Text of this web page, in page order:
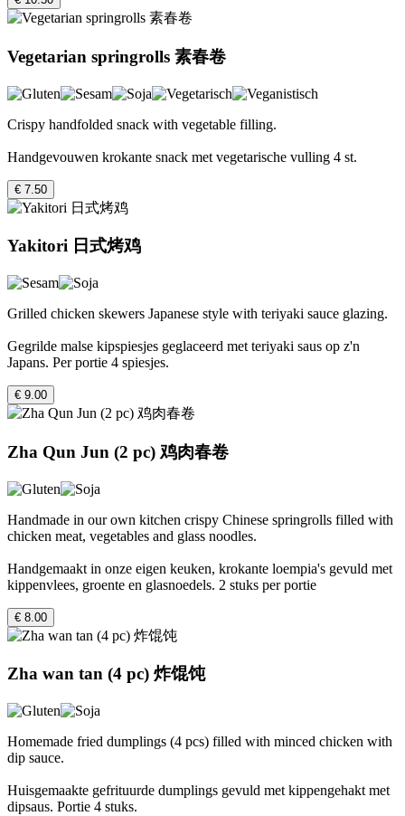
Vegetarian springrolls 素春卷
Crispy handfolded snack with vegetable filling.
Handgevouwen krokante snack met vegetarische vulling 4 st.
€ 7.50
Yakitori 日式烤鸡
Grilled chicken skewers Japanese style with teriyaki sauce glazing.
Gegrilde malse kipspiesjes geglaceerd met teriyaki saus op z'n
Japans. Per portie 4 spiesjes.
€ 9.00
Zha Qun Jun (2 pc) 鸡肉春卷
Handmade in our own kitchen crispy Chinese springrolls filled with
chicken meat, vegetables and glass noodles.
Handgemaakt in onze eigen keuken, krokante loempia's gevuld met
kippenvlees, groente en glasnoedels. 2 stuks per portie
€ 8.00
Zha wan tan (4 pc) 炸馄饨
Homemade fried dumplings (4 pcs) filled with minced chicken with
dip sauce.
Huisgemaakte gefrituurde dumplings gevuld met kippengehakt met
dipsaus. Portie 4 stuks.